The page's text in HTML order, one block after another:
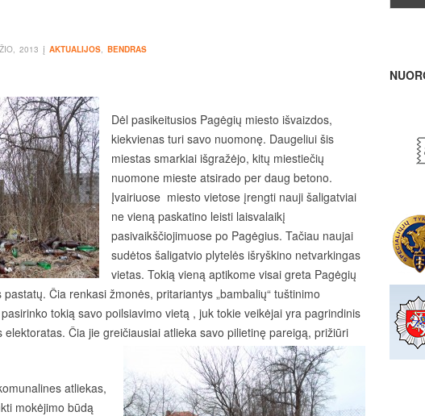
2013 į AKTUALIJOS, BENDRAS
Dėl pasikeitusios Pagėgių miesto išvaizdos,
kiekvienas turi savo nuomonę. Daugeliui šis
miestas smarkiai išgražėjo, kitų miestiečių
nuomone mieste atsirado per daug betono.
Įvairiuose miesto vietose įrengti nauji šaligatviai
ne vieną paskatino leisti laisvalaikį
pasivaikščiojimuose po Pagėgius. Tačiau naujai
sudėtos šaligatvio plytelės išryškino netvarkingas
vietas. Tokią vieną aptikome visai greta Pagėgių
Čia renkasi žmonės, pritariantys „bambalių“ tuštinimo
tokią savo poilsiavimo vietą , juk tokie veikėjai yra pagrindinis
elektoratas. Čia jie greičiausiai atlieka savo pilietinę pareigą, prižiūri
atliekas,
mokėjimo būdą